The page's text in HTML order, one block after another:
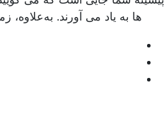
ها به یاد می آورند. به‌علاوه،